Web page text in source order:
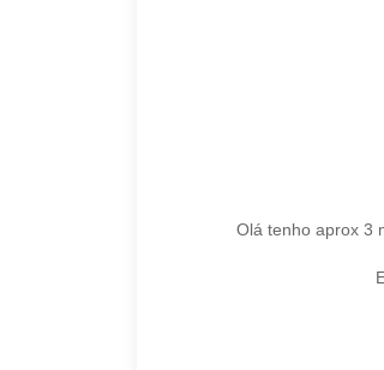
Olá tenho aprox 3